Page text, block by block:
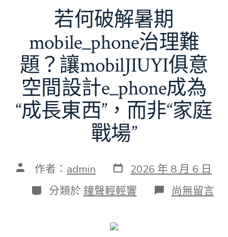
若何破解暑期
mobile_phone治理難
題？讓mobilJIUYI俱意
空間設計e_phone成為
“成長東西”，而非“家庭
戰場”
文 作者： admin 發
表
日
期
2026 年 8 月 6 日
分
類
分類於 鐘聲輕輕響 在
〈若
尚無留言